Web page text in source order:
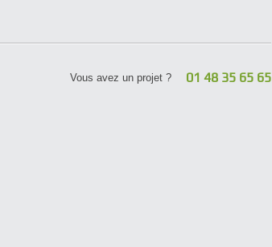
Vous avez un projet ? 01 48 35 65 65